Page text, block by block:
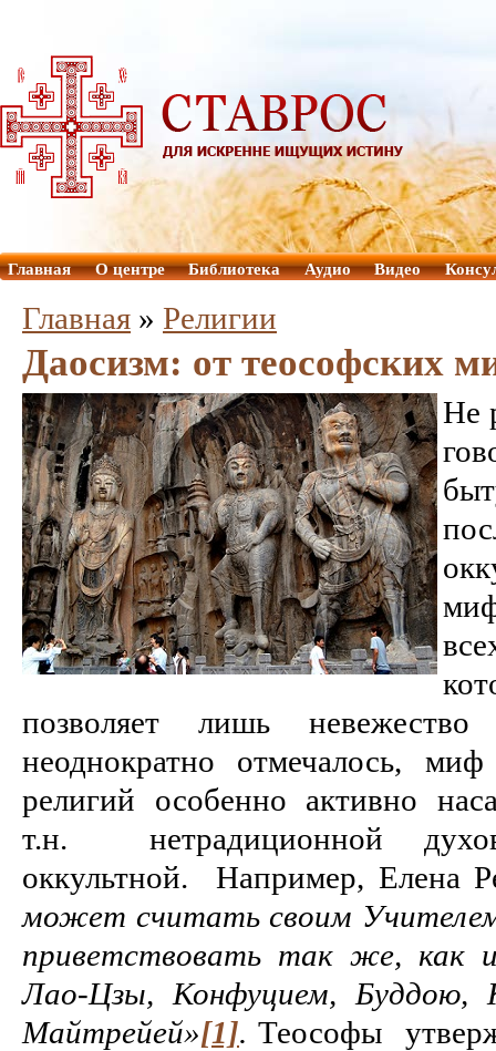
Главная О центре Библиотека Аудио Видео
Главная » Религии
Даосизм: от теософских
Не
позволяет лишь
неоднократно отмечалось,
религий особенно активно
т.н. нетрадиционной
оккультной. Например, Елена
может считать своим
приветствовать так же, как
Лао-Цзы, Конфуцием, Буддою,
Майтрейей»[1]. Теософы